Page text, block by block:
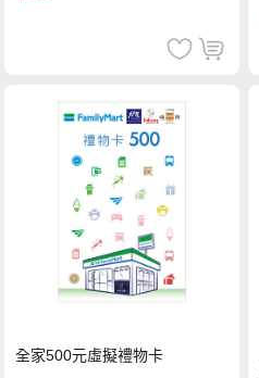
全家500元虛擬禮物卡